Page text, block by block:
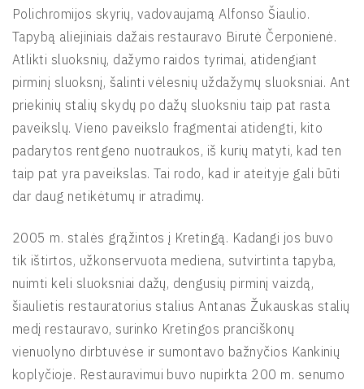
Polichromijos skyrių, vadovaujamą Alfonso Šiaulio.
Tapybą aliejiniais dažais restauravo Birutė Čerponienė.
Atlikti sluoksnių, dažymo raidos tyrimai, atidengiant
pirminį sluoksnį, šalinti vėlesnių uždažymų sluoksniai. Ant
priekinių stalių skydų po dažų sluoksniu taip pat rasta
paveikslų. Vieno paveikslo fragmentai atidengti, kito
padarytos rentgeno nuotraukos, iš kurių matyti, kad ten
taip pat yra paveikslas. Tai rodo, kad ir ateityje gali būti
dar daug netikėtumų ir atradimų.
2005 m. stalės grąžintos į Kretingą. Kadangi jos buvo
tik ištirtos, užkonservuota mediena, sutvirtinta tapyba,
nuimti keli sluoksniai dažų, dengusių pirminį vaizdą,
šiaulietis restauratorius stalius Antanas Žukauskas stalių
medį restauravo, surinko Kretingos pranciškonų
vienuolyno dirbtuvėse ir sumontavo bažnyčios Kankinių
koplyčioje. Restauravimui buvo nupirkta 200 m. senumo